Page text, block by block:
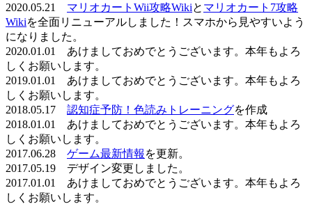
2020.05.21 マリオカートWii攻略Wikiと マリオカート7攻略
Wikiを全面リニューアルしました！スマホから見やすいよう
になりました。
2020.01.01 あけましておめでとうございます。本年もよろ
しくお願いします。
2019.01.01 あけましておめでとうございます。本年もよろ
しくお願いします。
2018.05.17 認知症予防！色読みトレーニングを作成
2018.01.01 あけましておめでとうございます。本年もよろ
しくお願いします。
2017.06.28 ゲーム最新情報 を更新。
2017.05.19 デザイン変更しました。
2017.01.01 あけましておめでとうございます。本年もよろ
しくお願いします。